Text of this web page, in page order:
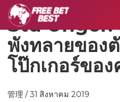
Stu Unger:
พังทลายของ
โป๊กเกอร์ขอ
管理 / 31 สิงหาคม 2019